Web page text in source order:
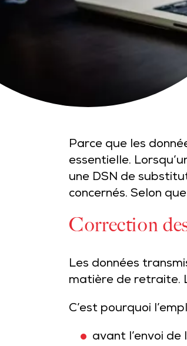
Parce que les
essentielle.
une DSN de
concernés. Selon
Correction
Les données
matière de retraite.
C’est pourquoi
avant l’envoi